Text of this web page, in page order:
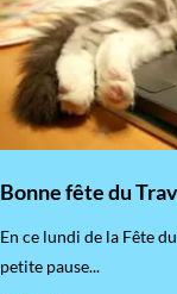
Bonne fête du
En ce lundi de la Fête
petite pause...